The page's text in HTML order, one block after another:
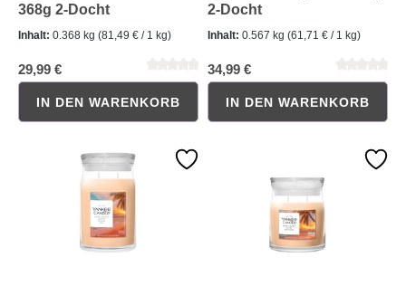
368g 2-Docht
Inhalt: 0.368 kg (81,49 € / 1 kg)
29,99 €
IN DEN WARENKORB
2-Docht
Inhalt: 0.567 kg (61,71 € / 1 kg)
34,99 €
IN DEN WARENKORB